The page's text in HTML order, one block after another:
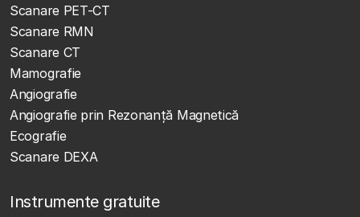
Scanare PET-CT
Scanare RMN
Scanare CT
Mamografie
Angiografie
Angiografie prin Rezonanță Magnetică
Ecografie
Scanare DEXA
Instrumente gratuite